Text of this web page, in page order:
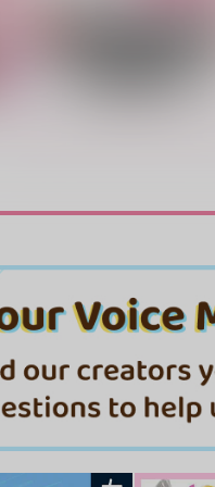
Melty Ice cream
専売 143 円（税込）
ダイヤのＡ 御幸一也×沢村栄
サンプル カート